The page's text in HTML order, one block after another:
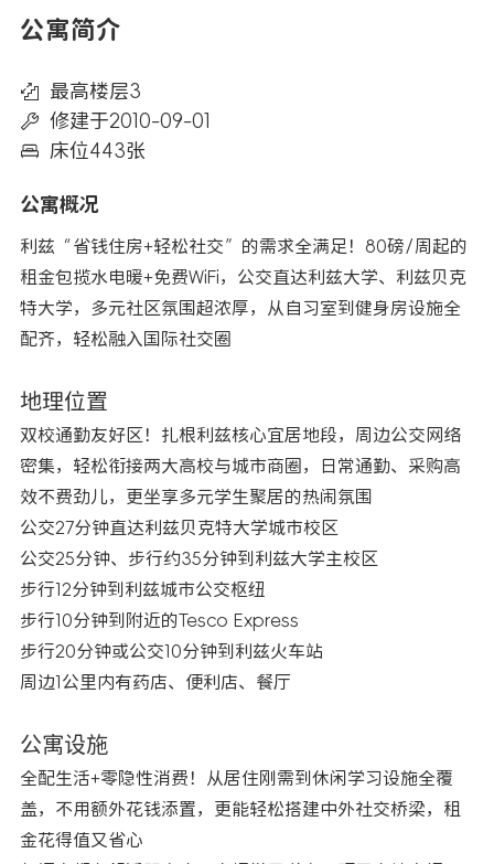
公寓简介
最高楼层3
修建于2010-09-01
床位443张
公寓概况
利兹“省钱住房+轻松社交”的需求全满足！80磅/周起的
租金包揽水电暖+免费WiFi，公交直达利兹大学、利兹贝克
特大学，多元社区氛围超浓厚，从自习室到健身房设施全
配齐，轻松融入国际社交圈
地理位置
双校通勤友好区！扎根利兹核心宜居地段，周边公交网络
密集，轻松衔接两大高校与城市商圈，日常通勤、采购高
效不费劲儿，更坐享多元学生聚居的热闹氛围
公交27分钟直达利兹贝克特大学城市校区
公交25分钟、步行约35分钟到利兹大学主校区
步行12分钟到利兹城市公交枢纽
步行10分钟到附近的Tesco Express
步行20分钟或公交10分钟到利兹火车站
周边1公里内有药店、便利店、餐厅
公寓设施
全配生活+零隐性消费！从居住刚需到休闲学习设施全覆
盖，不用额外花钱添置，更能轻松搭建中外社交桥梁，租
金花得值又省心